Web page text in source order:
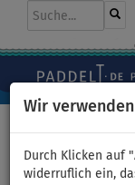
Wir
Durch Klicken auf
widerruflich ein,